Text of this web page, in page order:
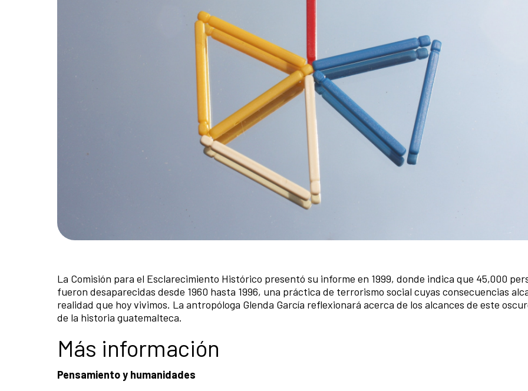
La Comisión para el Esclarecimiento Histórico presentó su informe en 1999, donde indica que 45,000
fueron desaparecidas desde 1960 hasta 1996, una práctica de terrorismo social cuyas consecuencias
realidad que hoy vivimos. La antropóloga Glenda García reflexionará acerca de los alcances de este
de la historia guatemalteca.
Más información
Pensamiento y humanidades